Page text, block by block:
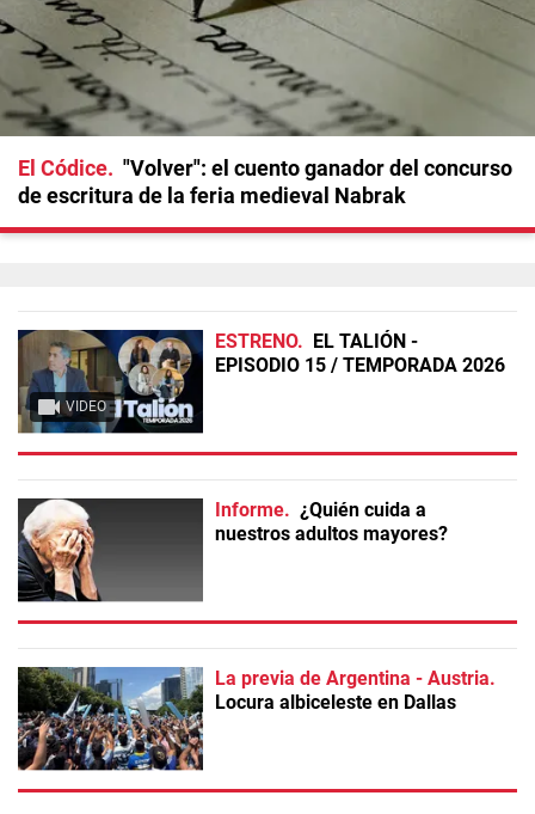
El Códice
"Volver": el cuento ganador del concurso
de escritura de la feria medieval Nabrak
VIDEO
ESTRENO
EL TALIÓN -
EPISODIO 15 / TEMPORADA 2026
Informe
¿Quién cuida a
nuestros adultos mayores?
La previa de Argentina - Austria
Locura albiceleste en Dallas